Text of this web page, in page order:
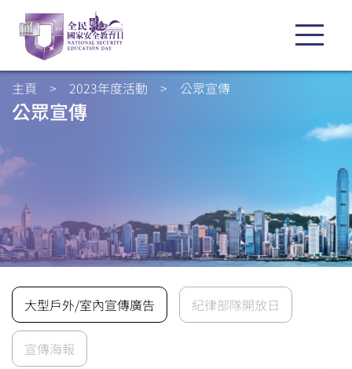
主頁 > 2023年度活動 > 公眾宣傳
公眾宣傳
大型戶外/室內宣傳廣告 紀律部隊開放日
宣傳海報